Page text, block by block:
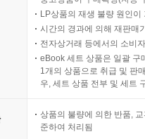
LP상품의 재생 불량 원인
시간의 경과에 의해 재판매
전자상거래 등에서의 소비
eBook 세트 상품은 일괄 구
1개의 상품으로 취급 및 판
우, 세트 상품 전부 및 세트
상품의 불량에 의한 반품,
준하여 처리됨